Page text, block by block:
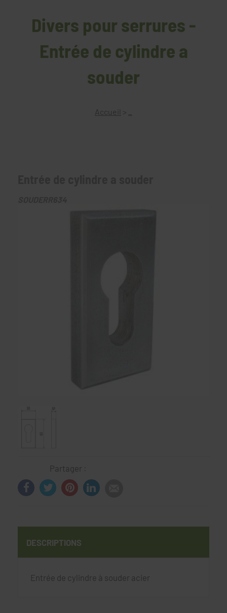
Divers pour serrures -
Entrée de cylindre a
souder
Accueil >
Partager :
DESCRIPTIONS
Entrée de cylindre à souder acier